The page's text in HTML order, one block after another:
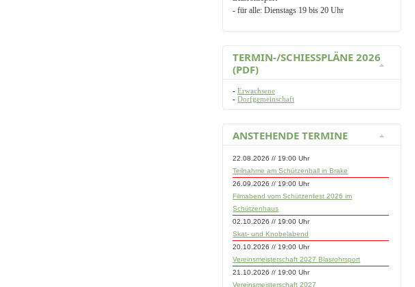
- für alle: Dienstags 19 bis 20 Uhr
TERMIN-/SCHIESSPLÄNE 2026 (
PDF)
-Erwachsene
-Dorfgemeinschaft
ANSTEHENDE TERMINE
22.08.2026 // 19:00 Uhr
Teilnahme am Schützenball in Brake
26.09.2026 // 19:00 Uhr
Filmabend vom Schützenfest 2026 im
Schützenhaus
02.10.2026 // 19:00 Uhr
Skat- und Knobelabend
20.10.2026 // 19:00 Uhr
Vereinsmeisterschaft 2027 Blasrohrsport
21.10.2026 // 19:00 Uhr
Vereinsmeisterschaft 2027